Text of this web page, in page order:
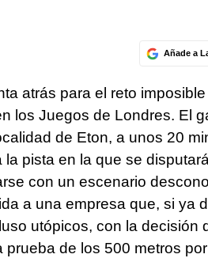
Añade a
atrás para el reto
los Juegos de Londres. El
de Eton, a unos 20
pista en la que se
con un escenario
a una empresa que, si ya
utópicos, con la decisión
prueba de los 500 metros